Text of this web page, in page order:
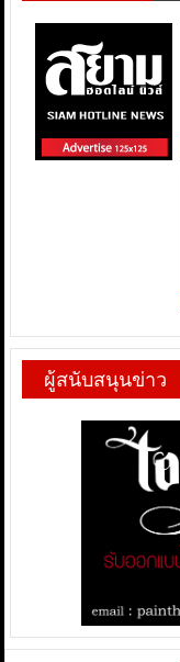
ผู้สนับสนุนข่าว